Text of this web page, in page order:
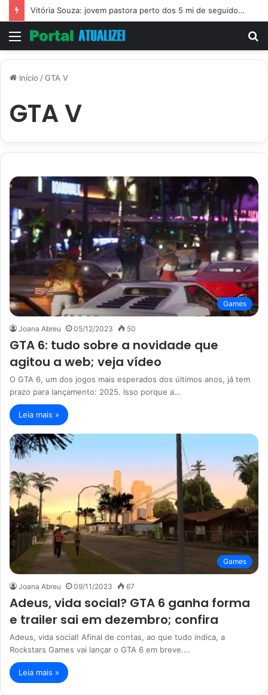
Vitória Souza: jovem pastora perto dos 5 mi de seguidores na web
Menu
Início /GTA V
GTA V
Games
Joana Abreu 05/12/2023 50
GTA 6: tudo sobre a novidade que
agitou a web; veja vídeo
O GTA 6, um dos jogos mais esperados dos últimos anos, já tem
prazo para lançamento: 2025. Isso porque a…
Leia mais »
Games
Joana Abreu 09/11/2023 67
Adeus, vida social? GTA 6 ganha forma
e trailer sai em dezembro; confira
Adeus, vida social! Afinal de contas, ao que tudo indica, a
Rockstars Games vai lançar o GTA 6 em breve.…
Leia mais »